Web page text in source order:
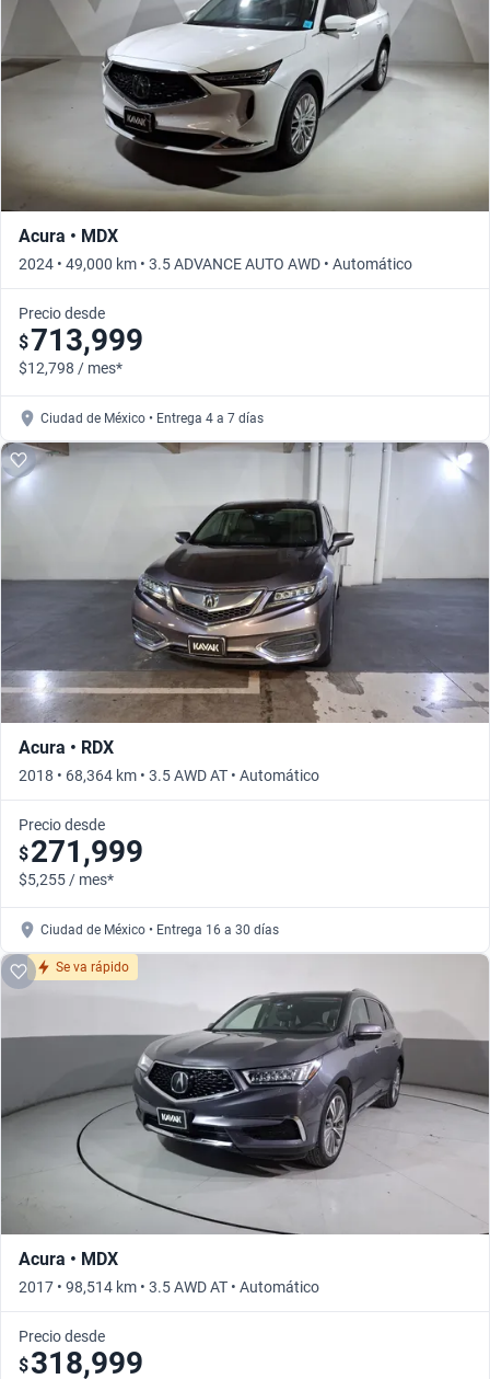
Acura • MDX
2024 • 49,000 km • 3.5 ADVANCE AUTO AWD • Automático
Precio desde
$713,999
$12,798 / mes*
Ciudad de México • Entrega 4 a 7 días
Acura • RDX
2018 • 68,364 km • 3.5 AWD AT • Automático
Precio desde
$271,999
$5,255 / mes*
Ciudad de México • Entrega 16 a 30 días
Se va rápido
Acura • MDX
2017 • 98,514 km • 3.5 AWD AT • Automático
Precio desde
$318,999